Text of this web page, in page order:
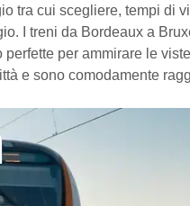
tra cui scegliere, tempi di
I treni da Bordeaux a
per ammirare le
e sono comodamente